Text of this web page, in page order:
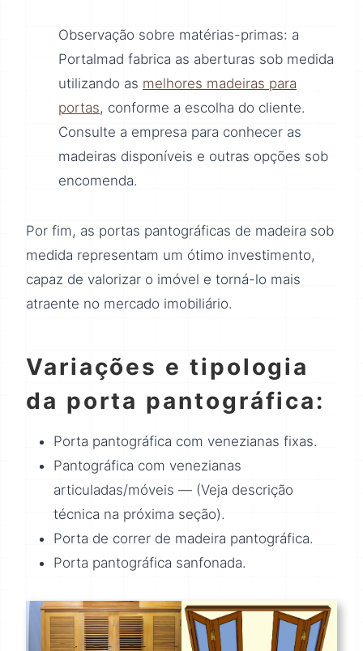
Observação sobre matérias-primas: a
Portalmad fabrica as aberturas sob medida
utilizando as melhores madeiras para
portas, conforme a escolha do cliente.
Consulte a empresa para conhecer as
madeiras disponíveis e outras opções sob
encomenda.
Por fim, as portas pantográficas de madeira sob
medida representam um ótimo investimento,
capaz de valorizar o imóvel e torná-lo mais
atraente no mercado imobiliário.
Variações e tipologia
da porta pantográfica:
Porta pantográfica com venezianas fixas.
Pantográfica com venezianas
articuladas/móveis — (Veja descrição
técnica na próxima seção).
Porta de correr de madeira pantográfica.
Porta pantográfica sanfonada.